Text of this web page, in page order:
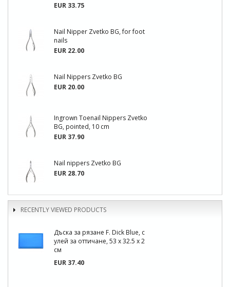
EUR 33.75
Nail Nipper Zvetko BG, for foot
nails
EUR 22.00
Nail Nippers Zvetko BG
EUR 20.00
Ingrown Toenail Nippers Zvetko
BG, pointed, 10 cm
EUR 37.90
Nail nippers Zvetko BG
EUR 28.70
RECENTLY VIEWED PRODUCTS
Дъска за рязане F. Dick Blue, с
улей за оттичане, 53 х 32.5 х 2
см
EUR 37.40